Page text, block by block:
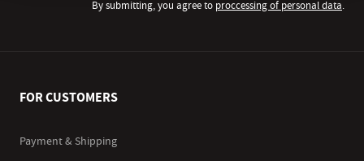
By submitting, you agree to proccessing of personal data.
FOR CUSTOMERS
Payment & Shipping